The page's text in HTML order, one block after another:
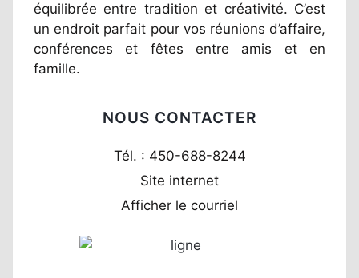
équilibrée entre tradition et créativité. C’est
un endroit parfait pour vos réunions d’affaire,
conférences et fêtes entre amis et en
famille.
NOUS CONTACTER
Tél. : 450-688-8244
Site internet
Afficher le courriel